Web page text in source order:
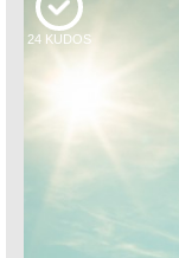
24 KUDOS